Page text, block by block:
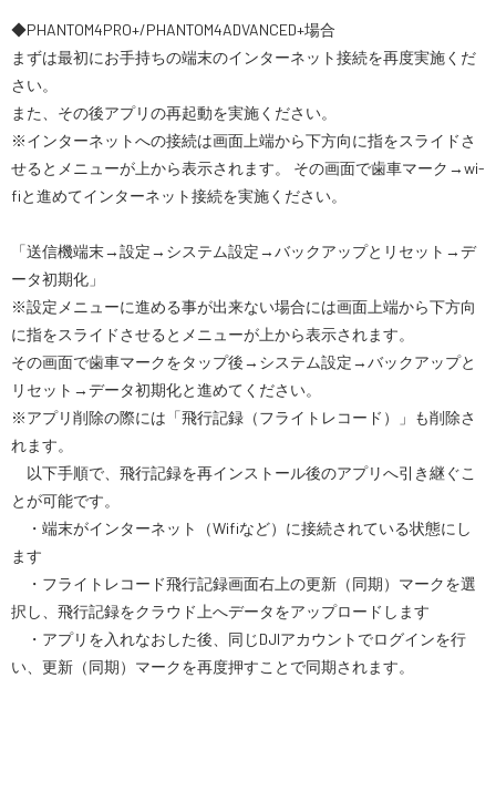
◆PHANTOM4PRO+/PHANTOM4ADVANCED+場合
まずは最初にお手持ちの端末のインターネット接続を再度実施くだ
さい。
また、その後アプリの再起動を実施ください。
※インターネットへの接続は画面上端から下方向に指をスライドさ
せるとメニューが上から表示されます。
その画面で歯車マーク→wi-
fiと進めてインターネット接続を実施ください。
「送信機端末→設定→システム設定→バックアップとリセット→デ
ータ初期化」
※設定メニューに進める事が出来ない場合には画面上端から下方向
に指をスライドさせるとメニューが上から表示されます。
その画面で歯車マークをタップ後→システム設定→バックアップと
リセット→データ初期化と進めてください。
※アプリ削除の際には「飛行記録（フライトレコード）」も削除さ
れます。
以下手順で、飛行記録を再インストール後のアプリへ引き継ぐこ
とが可能です。
・端末がインターネット（Wifiなど）に接続されている状態にし
ます
・フライトレコード飛行記録画面右上の更新（同期）マークを選
択し、飛行記録をクラウド上へデータをアップロードします
・アプリを入れなおした後、同じDJIアカウントでログインを行
い、更新（同期）マークを再度押すことで同期されます。